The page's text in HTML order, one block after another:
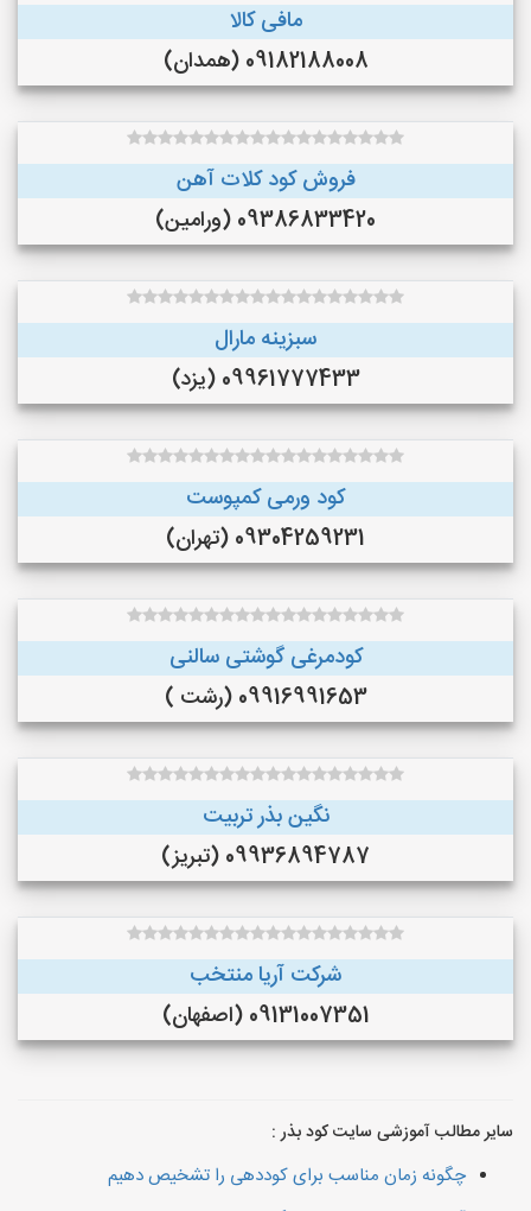
مافی کالا
09182188008 (همدان)
فروش کود کلات آهن
09386833420 (ورامین)
سبزینه مارال
09961777433 (یزد)
کود ورمی کمپوست
09304259231 (تهران)
کودمرغی گوشتی سالنی
09916991653 (رشت )
نگین بذر تربیت
09936894787 (تبریز)
شرکت آریا منتخب
09131007351 (اصفهان)
سایر مطالب آموزشی سایت کود بذر :
چگونه زمان مناسب برای کوددهی را تشخیص دهیم